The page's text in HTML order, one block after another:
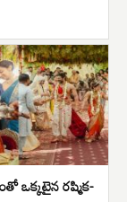
ఒక్కటైన రష్మిక-